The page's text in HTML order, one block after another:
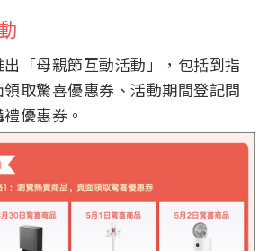
「母親節互動活動」，包括到指
取驚喜優惠券、活動期間登記問
優惠券。